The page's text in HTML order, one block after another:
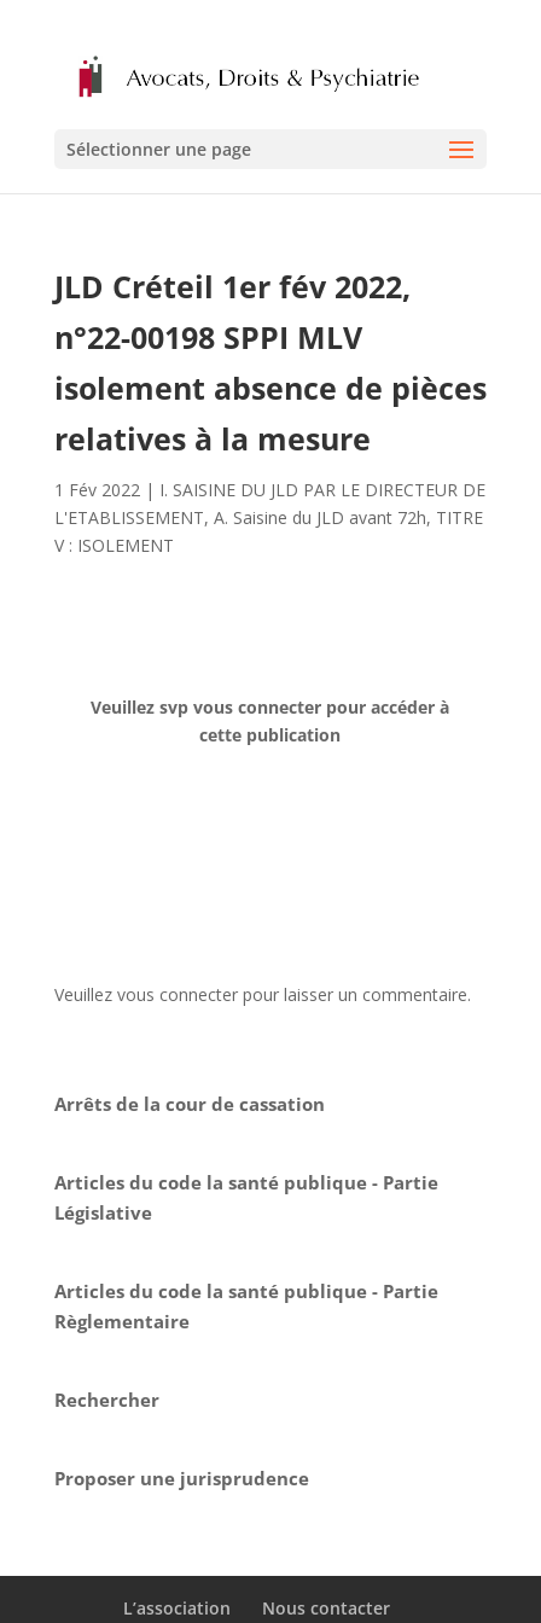
Sélectionner une page
JLD Créteil 1er fév 2022,
n°22-00198 SPPI MLV
isolement absence de pièces
relatives à la mesure
1 Fév 2022| I. SAISINE DU JLD PAR LE DIRECTEUR DE
L'ETABLISSEMENT, A. Saisine du JLD avant 72h, TITRE
V : ISOLEMENT
Veuillez svp vous connecter pour accéder à
cette publication
Veuillez vous connecter pour laisser un commentaire.
Arrêts de la cour de cassation
Articles du code la santé publique - Partie
Législative
Articles du code la santé publique - Partie
Règlementaire
Rechercher
Proposer une jurisprudence
L’association Nous contacter